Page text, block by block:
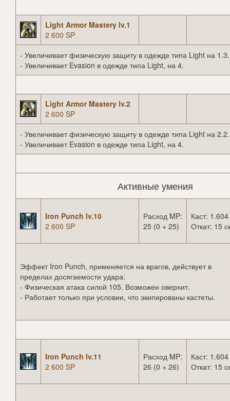
Light Armor Mastery lv.1
2 600 SP
- Увеличивает физическую защиту в одежде типа Light на 1.3.
- Увеличивает Evasion в одежде типа Light, на 4.
Light Armor Mastery lv.2
2 600 SP
- Увеличивает физическую защиту в одежде типа Light на 2.2.
- Увеличивает Evasion в одежде типа Light, на 4.
Активные умения
Iron Punch lv.10
2 600 SP
Расход MP:
25 (0 + 25)
Каст: 1.604
Откат: 15
Эффект Iron Punch, применяется на врагов, действует в
пределах досягаемости удара:
- Физическая атака силой 105. Возможен оверхит.
- Работает только при условии, что экипированы кастеты.
Iron Punch lv.11
2 600 SP
Расход MP:
26 (0 + 26)
Каст: 1.604
Откат: 15